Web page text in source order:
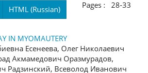
HTML (Russian) Pages : 28-33
IN MYOMAUTERY
Есенеева, Олег Николаевич
Акмамедович Оразмурадов,
Радзинский, Всеволод Иванович